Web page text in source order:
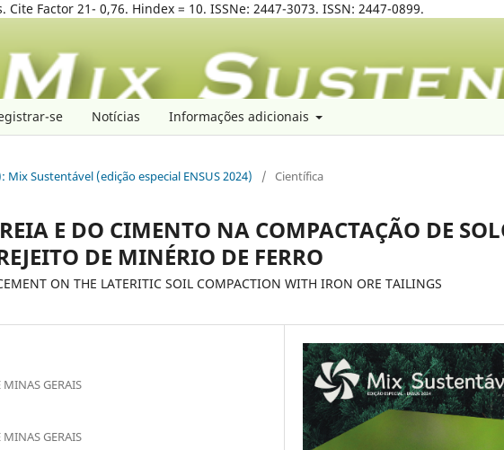
Factor 21- 0,76. Hindex = 10. ISSNe: 2447-3073. ISSN: 2447-0899.
se Notícias Informações adicionais
Mix Sustentável (edição especial ENSUS 2024) / Científica
E DO CIMENTO NA COMPACTAÇÃO DE
DE MINÉRIO DE FERRO
ON THE LATERITIC SOIL COMPACTION WITH IRON ORE TAILINGS
MINAS GERAIS
MINAS GERAIS